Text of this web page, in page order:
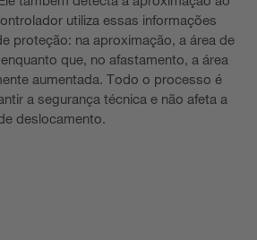
utiliza essas informações
proteção: na aproximação, a área de
que, no afastamento, a área
aumentada. Todo o processo é
a segurança técnica e não afeta a
deslocamento.